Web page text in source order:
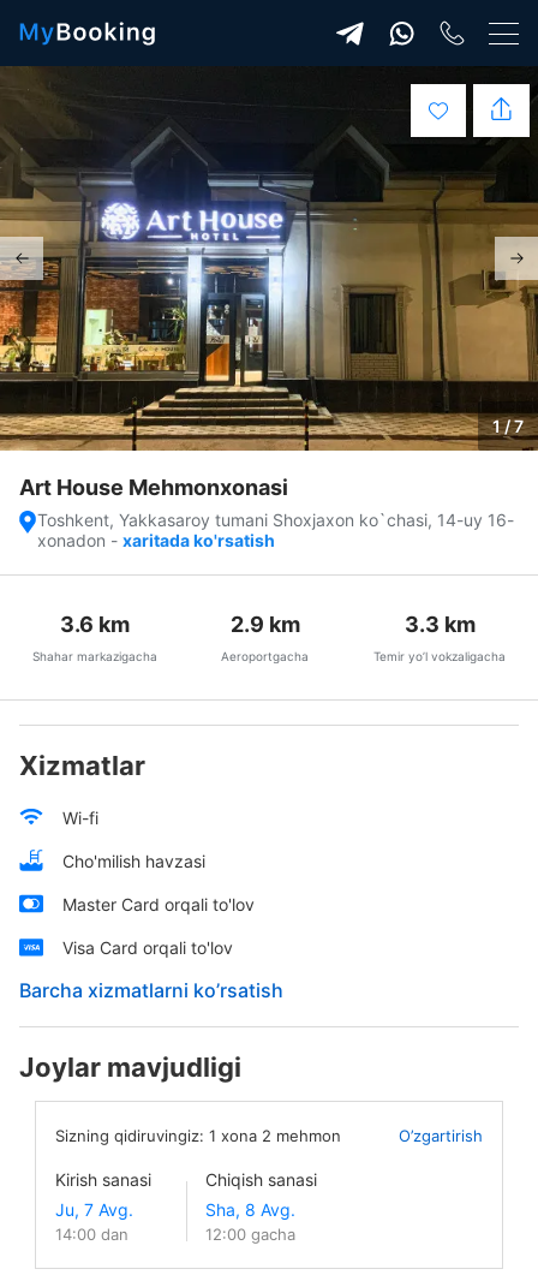
1 / 7
Art House Mehmonxonasi
Toshkent, Yakkasaroy tumani Shoxjaxon ko`chasi, 14-uy 16-
xonadon - xaritada ko'rsatish
3.6 km
Shahar markazigacha
2.9 km
Aeroportgacha
3.3 km
Temir yo’l vokzaligacha
Xizmatlar
Wi-fi
Cho'milish havzasi
Master Card orqali to'lov
Visa Card orqali to'lov
Barcha xizmatlarni ko’rsatish
Joylar mavjudligi
Sizning qidiruvingiz: 1 xona 2 mehmon O’zgartirish
Kirish sanasi
14:00 dan
Chiqish sanasi
12:00 gacha